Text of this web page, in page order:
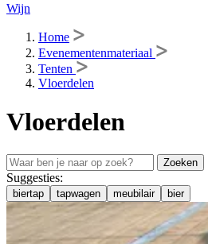
Wijn
Home
Evenementenmateriaal
Tenten
Vloerdelen
Vloerdelen
Zoeken
Suggesties:
biertap tapwagen meubilair bier